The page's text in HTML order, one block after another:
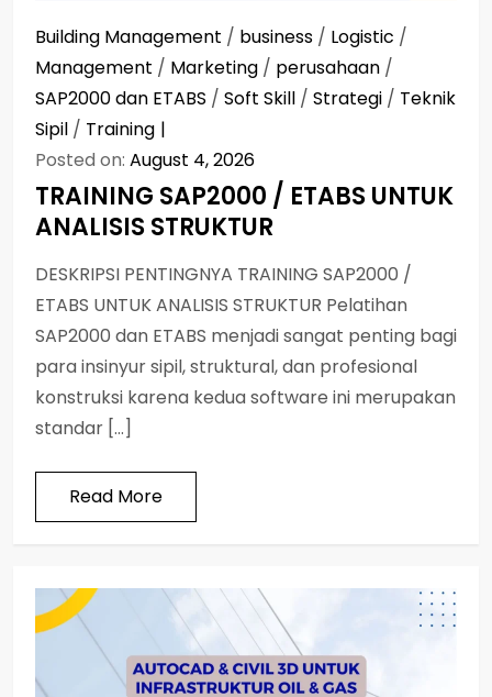
Building Management / business / Logistic /
Management / Marketing / perusahaan /
SAP2000 dan ETABS / Soft Skill / Strategi / Teknik
Sipil / Training
Posted on: August 4, 2026
TRAINING SAP2000 / ETABS UNTUK
ANALISIS STRUKTUR
DESKRIPSI PENTINGNYA TRAINING SAP2000 /
ETABS UNTUK ANALISIS STRUKTUR Pelatihan
SAP2000 dan ETABS menjadi sangat penting bagi
para insinyur sipil, struktural, dan profesional
konstruksi karena kedua software ini merupakan
standar […]
Read More